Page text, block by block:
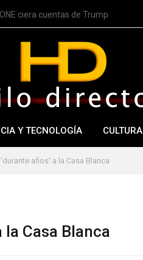
ciera cuentas de Trump
Y TECNOLOGÍA CULTURA
años’ a la Casa Blanca
la Casa Blanca